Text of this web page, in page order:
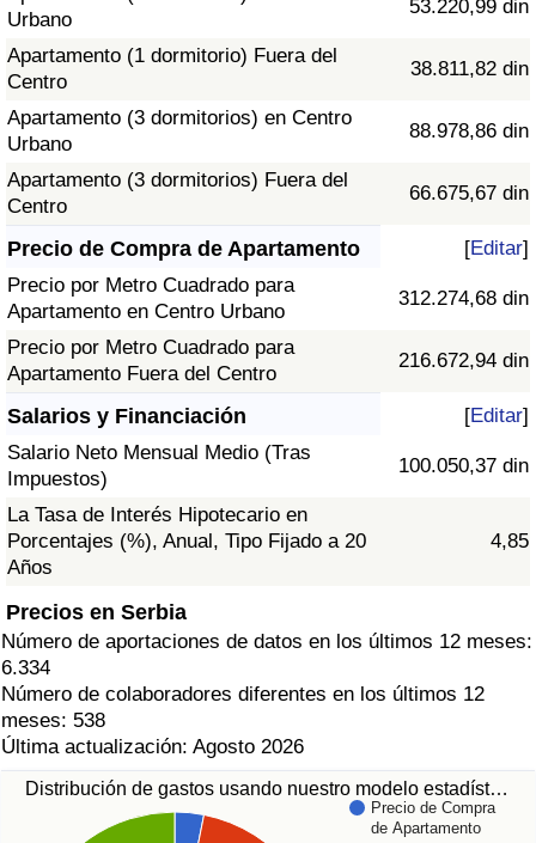
Urbano
53.220,99 din
Apartamento (1 dormitorio) Fuera del
Centro
38.811,82 din
Apartamento (3 dormitorios) en Centro
Urbano
88.978,86 din
Apartamento (3 dormitorios) Fuera del
Centro
66.675,67 din
Precio de Compra de Apartamento [Editar]
Precio por Metro Cuadrado para
Apartamento en Centro Urbano
312.274,68 din
Precio por Metro Cuadrado para
Apartamento Fuera del Centro
216.672,94 din
Salarios y Financiación [Editar]
Salario Neto Mensual Medio (Tras
Impuestos)
100.050,37 din
La Tasa de Interés Hipotecario en
Porcentajes (%), Anual, Tipo Fijado a 20
Años
4,85
Precios en Serbia
Número de aportaciones de datos en los últimos 12 meses:
6.334
Número de colaboradores diferentes en los últimos 12
meses: 538
Última actualización: Agosto 2026
Distribución de gastos usando nuestro modelo estadíst…
Precio de Compra
de Apartamento